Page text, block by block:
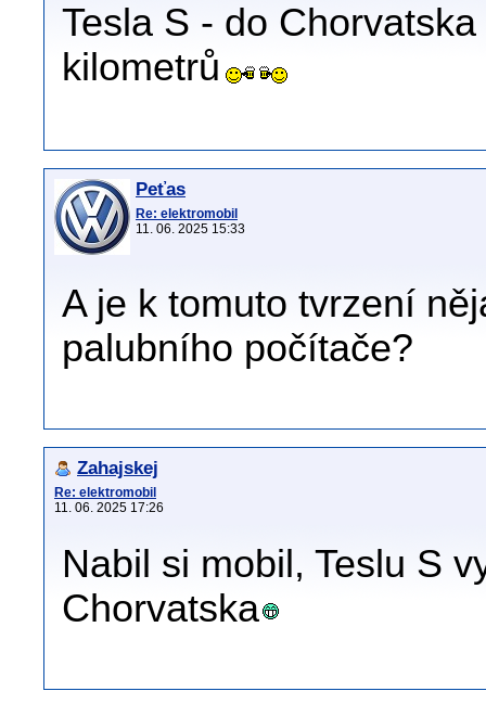
Tesla S - do
kilometrů
Peťas
Re: elektromobil
11. 06. 2025 15:33
A je k tomuto tvrzení
palubního počítače?
Zahajskej
Re: elektromobil
11. 06. 2025 17:26
Nabil si mobil, Teslu S
Chorvatska